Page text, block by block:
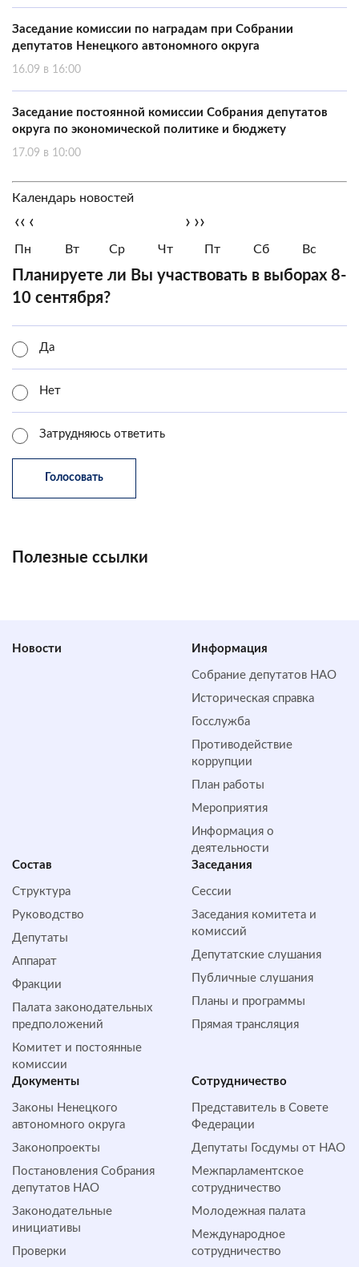
Заседание комиссии по наградам при Собрании
депутатов Ненецкого автономного округа
16.09 в 16:00
Заседание постоянной комиссии Собрания депутатов
округа по экономической политике и бюджету
17.09 в 10:00
Календарь новостей
‹‹ ‹ › ››
Пн Вт Ср Чт Пт Сб Вс
Планируете ли Вы участвовать в выборах 8-
10 сентября?
Да
Нет
Затрудняюсь ответить
Полезные ссылки
Новости Информация
Собрание депутатов НАО
Историческая справка
Госслужба
Противодействие
коррупции
План работы
Мероприятия
Информация о
деятельности
Состав
Структура
Руководство
Депутаты
Аппарат
Фракции
Палата законодательных
предположений
Комитет и постоянные
комиссии
Заседания
Сессии
Заседания комитета и
комиссий
Депутатские слушания
Публичные слушания
Планы и программы
Прямая трансляция
Документы
Законы Ненецкого
автономного округа
Законопроекты
Постановления Собрания
депутатов НАО
Законодательные
инициативы
Проверки
Сотрудничество
Представитель в Совете
Федерации
Депутаты Госдумы от НАО
Межпарламентское
сотрудничество
Молодежная палата
Международное
сотрудничество